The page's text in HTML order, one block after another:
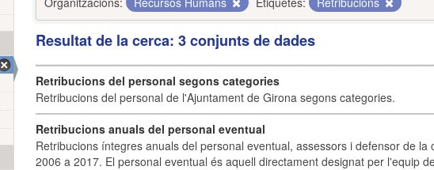
Resultat de la cerca: 3 conjunts de dades
Retribucions del personal segons categories
Retribucions del personal de l'Ajuntament de Girona segons categories.
Retribucions anuals del personal eventual
Retribucions íntegres anuals del personal eventual, assessors i defensor de la
2006 a 2017. El personal eventual és aquell directament designat per l'equip